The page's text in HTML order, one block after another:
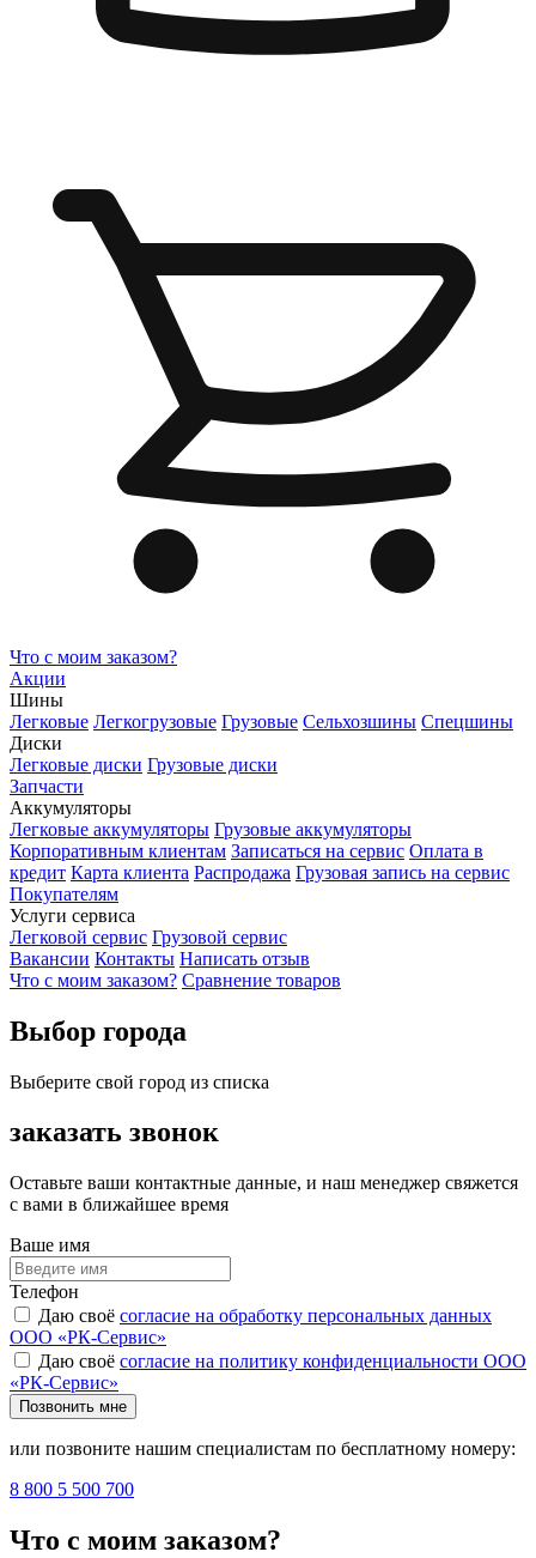
Что с моим заказом?
Акции
Шины
Легковые Легкогрузовые Грузовые Сельхозшины Спецшины
Диски
Легковые диски Грузовые диски
Запчасти
Аккумуляторы
Легковые аккумуляторы Грузовые аккумуляторы
Корпоративным клиентам Записаться на сервис Оплата в
кредит Карта клиента Распродажа Грузовая запись на сервис
Покупателям
Услуги сервиса
Легковой сервис Грузовой сервис
Вакансии Контакты Написать отзыв
Что с моим заказом? Сравнение товаров
Выбор города
Выберите свой город из списка
заказать звонок
Оставьте ваши контактные данные, и наш менеджер свяжется
с вами в ближайшее время
Ваше имя
Телефон
Даю своё согласие на обработку персональных данных
ООО «РК-Сервис»
Даю своё согласие на политику конфиденциальности ООО
«РК-Сервис»
Позвонить мне
или позвоните нашим специалистам по бесплатному номеру:
8 800 5 500 700
Что с моим заказом?